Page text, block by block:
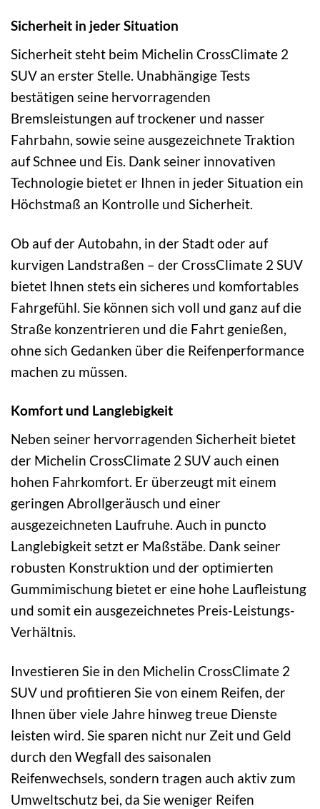
Sicherheit in jeder Situation
Sicherheit steht beim Michelin CrossClimate 2
SUV an erster Stelle. Unabhängige Tests
bestätigen seine hervorragenden
Bremsleistungen auf trockener und nasser
Fahrbahn, sowie seine ausgezeichnete Traktion
auf Schnee und Eis. Dank seiner innovativen
Technologie bietet er Ihnen in jeder Situation ein
Höchstmaß an Kontrolle und Sicherheit.
Ob auf der Autobahn, in der Stadt oder auf
kurvigen Landstraßen – der CrossClimate 2 SUV
bietet Ihnen stets ein sicheres und komfortables
Fahrgefühl. Sie können sich voll und ganz auf die
Straße konzentrieren und die Fahrt genießen,
ohne sich Gedanken über die Reifenperformance
machen zu müssen.
Komfort und Langlebigkeit
Neben seiner hervorragenden Sicherheit bietet
der Michelin CrossClimate 2 SUV auch einen
hohen Fahrkomfort. Er überzeugt mit einem
geringen Abrollgeräusch und einer
ausgezeichneten Laufruhe. Auch in puncto
Langlebigkeit setzt er Maßstäbe. Dank seiner
robusten Konstruktion und der optimierten
Gummimischung bietet er eine hohe Laufleistung
und somit ein ausgezeichnetes Preis-Leistungs-
Verhältnis.
Investieren Sie in den Michelin CrossClimate 2
SUV und profitieren Sie von einem Reifen, der
Ihnen über viele Jahre hinweg treue Dienste
leisten wird. Sie sparen nicht nur Zeit und Geld
durch den Wegfall des saisonalen
Reifenwechsels, sondern tragen auch aktiv zum
Umweltschutz bei, da Sie weniger Reifen